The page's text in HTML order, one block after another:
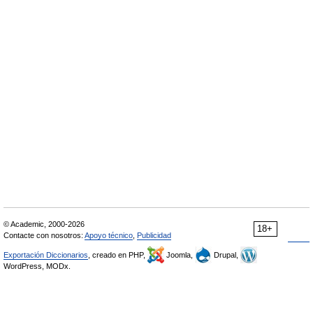
18+
© Academic, 2000-2026
Contacte con nosotros: Apoyo técnico Publicidad
Exportación Diccionarios , creado en PHP, Joomla,
Drupal,
WordPress, MODx.